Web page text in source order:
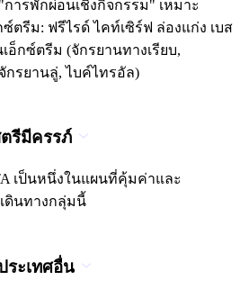
ารพักผ่อนเชิงกิจกรรม" เหมาะ
ตรีม: ฟรีไรด์ ไคท์เซิร์ฟ ล่องแก่ง เบส
อ็กซ์ตรีม (จักรยานทางเรียบ,
กรยานลู่, ไบค์ไทรอัล)
รีมีครรภ์
เป็นหนึ่งในแผนที่คุ้มค่าและ
ดินทางกลุ่มนี้
ระเทศอื่น